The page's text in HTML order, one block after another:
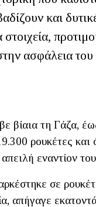
και
ασφάλεια
βίαια τη Γάζα,
ρουκέτες
εναντίον
σε
απήγαγε